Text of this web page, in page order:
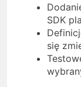
SDK
się